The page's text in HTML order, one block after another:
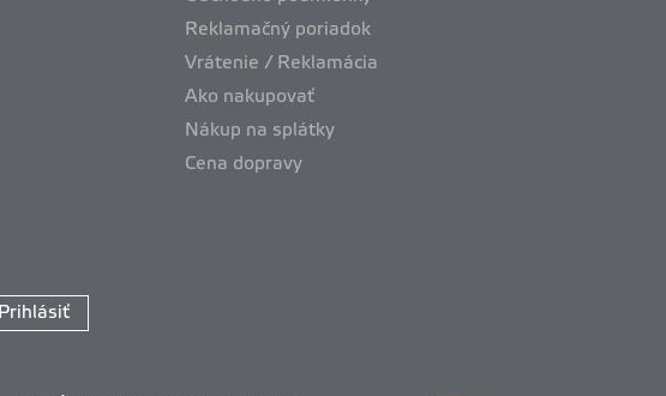
Reklamačný poriadok
Vrátenie / Reklamácia
Ako nakupovať
Nákup na splátky
Cena dopravy
Prihlásiť